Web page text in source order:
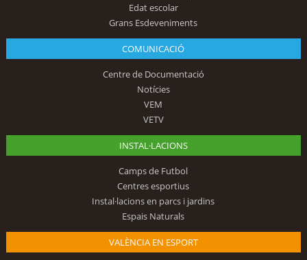
Edat escolar
Grans Esdeveniments
COMUNICACIÓ
Centre de Documentació
Notícies
VEM
VETV
INSTAL·LACIONS
Camps de Futbol
Centres esportius
Instal·lacions en parcs i jardins
Espais Naturals
VALÈNCIA EN ESPORT